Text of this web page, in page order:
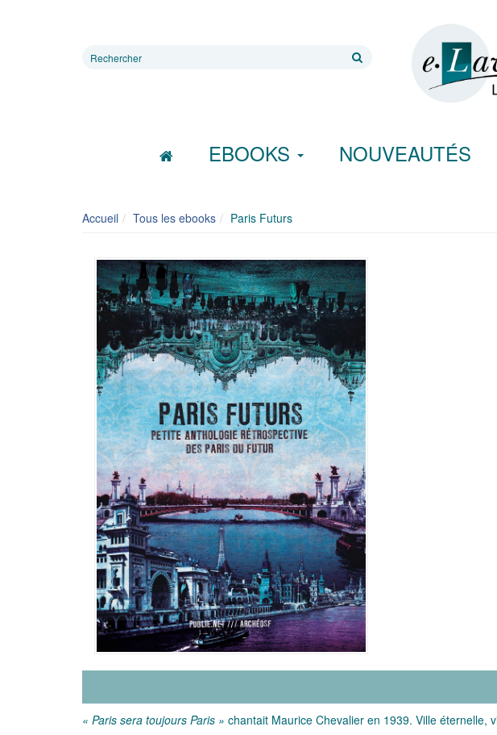
Rechercher
EBOOKS NOUVEAUTÉS
Accueil Tous les ebooks Paris Futurs
« Paris sera toujours Paris » chantait Maurice Chevalier en 1939. Ville éternelle,